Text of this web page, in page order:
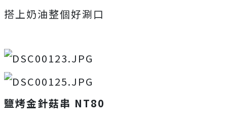
搭上奶油整個好涮口
鹽烤金針菇串 NT80